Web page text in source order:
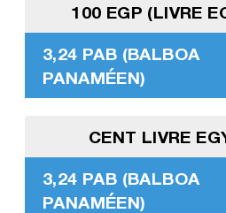
100 EGP (LIVRE
3,24 PAB (BALBOA
PANAMÉEN)
CENT LIVRE
3,24 PAB (BALBOA
PANAMÉEN)